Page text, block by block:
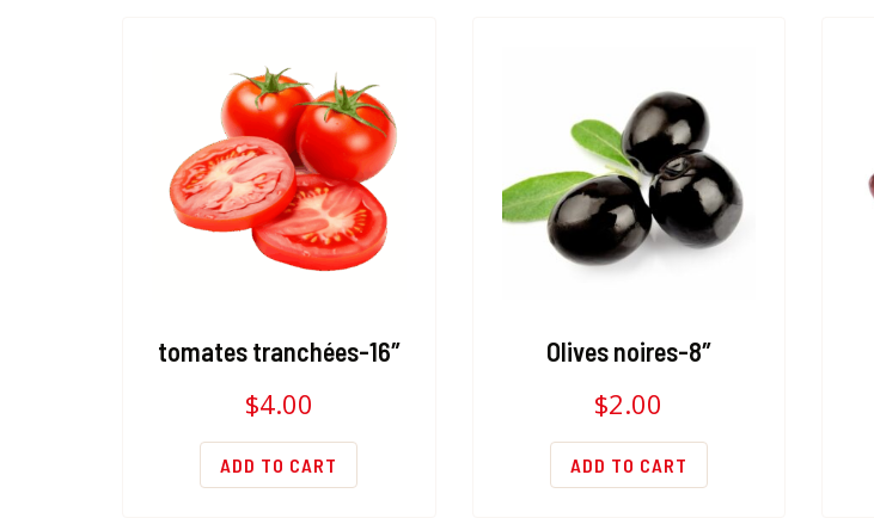
tomates tranchées-16″
$4.00
ADD TO CART
Olives noires-8″
$2.00
ADD TO CART